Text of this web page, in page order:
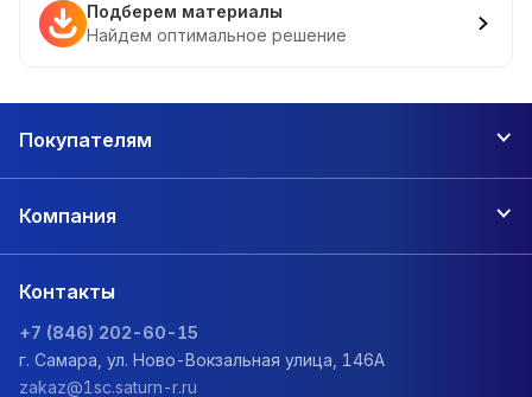
Подберем материалы
Найдем оптимальное решение
Покупателям
Компания
Контакты
+7 (846) 202-60-15
г. Самара, ул. Ново-Вокзальная улица, 146А
zakaz@1sc.saturn-r.ru